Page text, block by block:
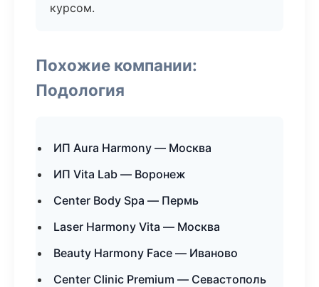
курсом.
Похожие компании:
Подология
ИП Aura Harmony — Москва
ИП Vita Lab — Воронеж
Center Body Spa — Пермь
Laser Harmony Vita — Москва
Beauty Harmony Face — Иваново
Center Clinic Premium — Севастополь